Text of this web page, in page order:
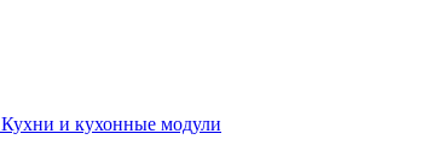
Кухни и кухонные модули